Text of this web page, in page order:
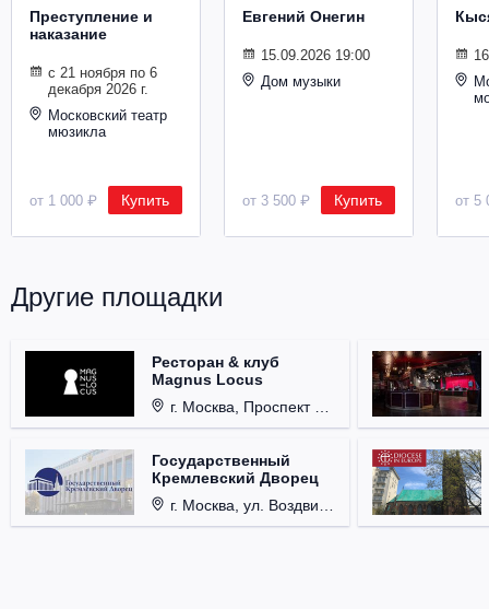
Преступление и
наказание
с 21 ноября по 6
декабря 2026 г.
Московский театр
мюзикла
от 1 000 ₽ Купить
Евгений Онегин
15.09.2026 19:00
Дом музыки
от 3 500 ₽ Купить от 5
Другие площадки
Ресторан & клуб
Magnus Locus
г. Москва, Проспект Мира, д. 12, стр. 9.
Государственный
Кремлевский Дворец
г. Москва, ул. Воздвиженка, д. 1, Кремль.